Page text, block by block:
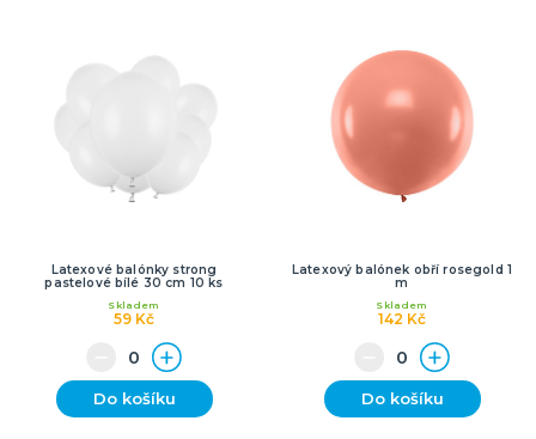
Latexové balónky strong
pastelové bílé 30 cm 10 ks
59 Kč
Skladem
Do košíku
Latexový balónek obří rosegold 1
m
142 Kč
Skladem
Do košíku